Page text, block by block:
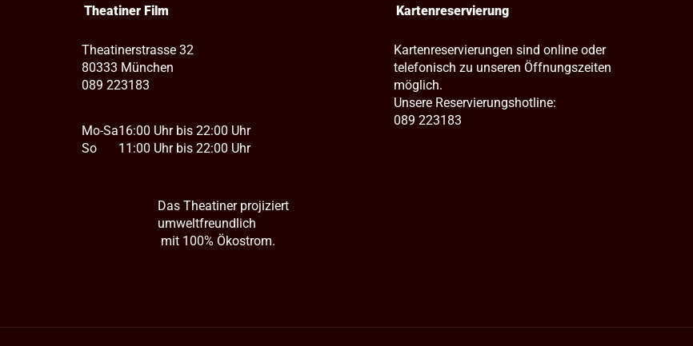
Theatiner Film
Theatinerstrasse 32
80333 München
089 223183
Mo-Sa
So
16:00 Uhr bis 22:00 Uhr
11:00 Uhr bis 22:00 Uhr
Das Theatiner projiziert
umweltfreundlich
mit 100% Ökostrom.
Kartenreservierung
Kartenreservierungen sind online oder
telefonisch zu unseren Öffnungszeiten
möglich.
Unsere Reservierungshotline:
089 223183